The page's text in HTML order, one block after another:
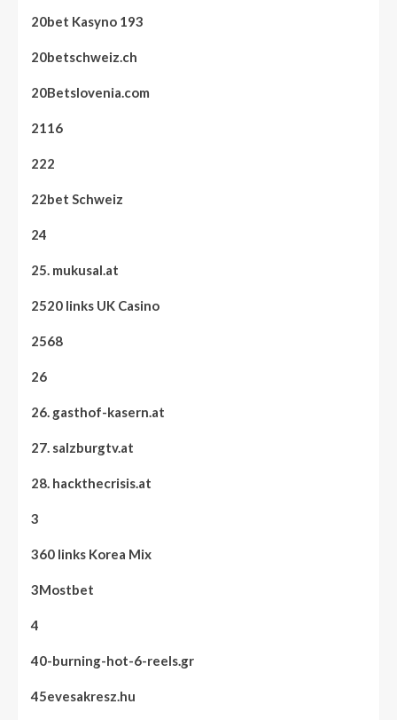
20bet Kasyno 193
20betschweiz.ch
20Betslovenia.com
2116
222
22bet Schweiz
24
25. mukusal.at
2520 links UK Casino
2568
26
26. gasthof-kasern.at
27. salzburgtv.at
28. hackthecrisis.at
3
360 links Korea Mix
3Mostbet
4
40-burning-hot-6-reels.gr
45evesakresz.hu